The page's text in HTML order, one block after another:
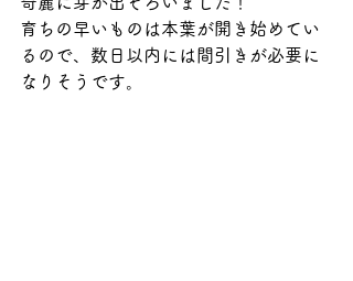
育ちの早いものは本葉が開き始めてい
るので、数日以内には間引きが必要に
なりそうです。